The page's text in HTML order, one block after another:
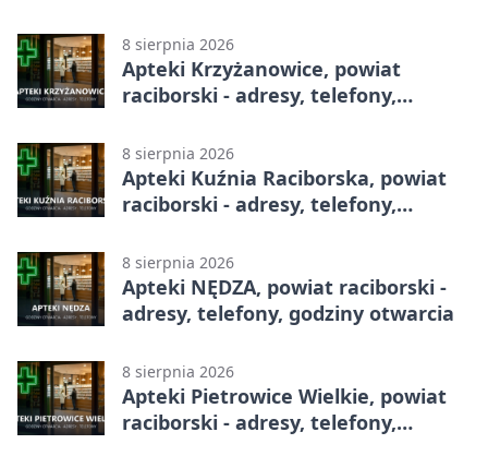
8 sierpnia 2026
Apteki Krzyżanowice, powiat
raciborski - adresy, telefony,
8 sierpnia 2026
Apteki Kuźnia Raciborska, powiat
raciborski - adresy, telefony,
8 sierpnia 2026
Apteki NĘDZA, powiat raciborski -
adresy, telefony, godziny otwarcia
8 sierpnia 2026
Apteki Pietrowice Wielkie, powiat
raciborski - adresy, telefony,